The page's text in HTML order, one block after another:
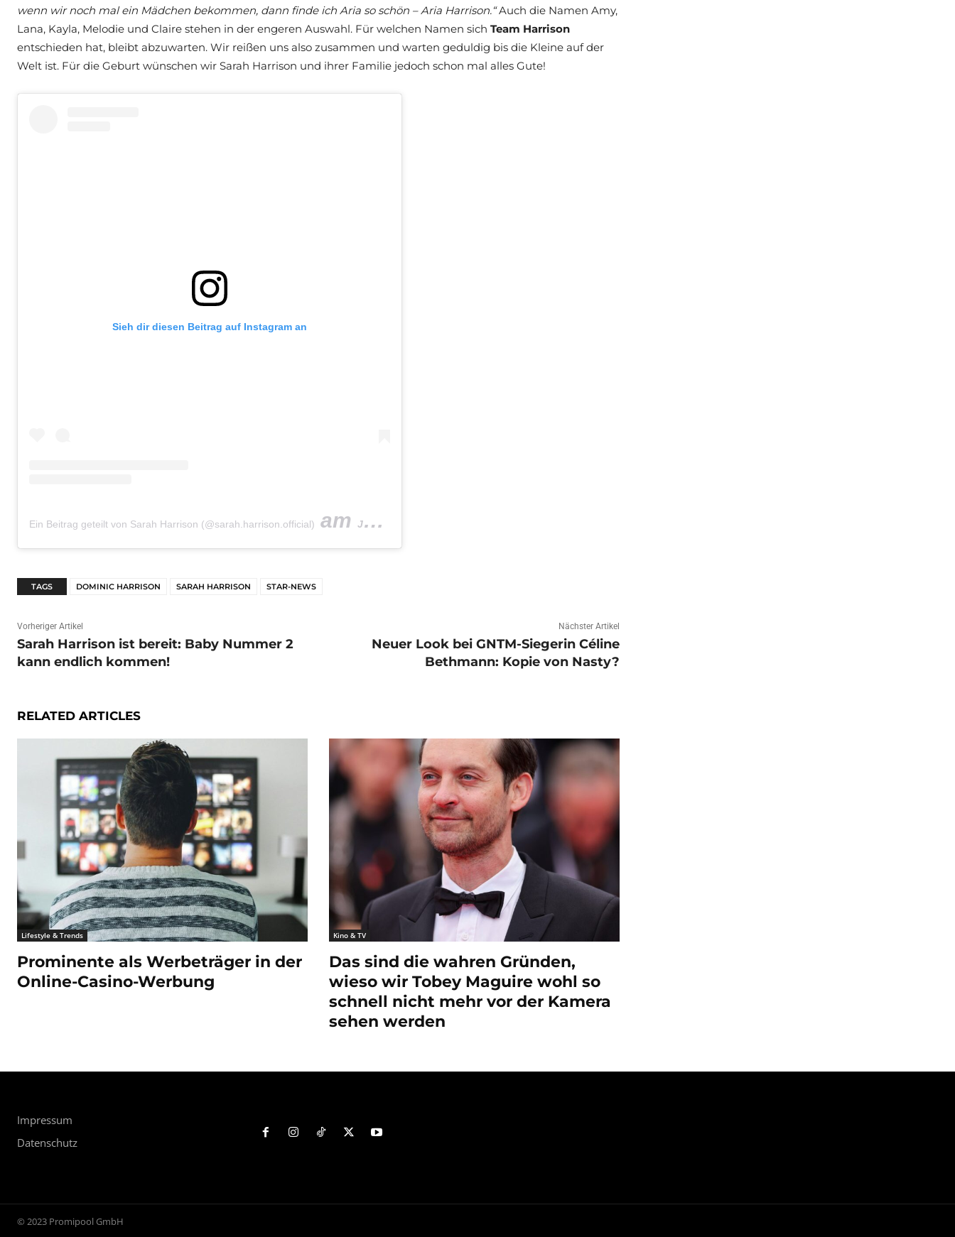
wenn wir noch mal ein Mädchen bekommen, dann finde ich Aria so schön – Aria Harrison.“Auch die Namen Amy,
Lana, Kayla, Melodie und Claire stehen in der engeren Auswahl. Für welchen Namen sich Team Harrison
entschieden hat, bleibt abzuwarten. Wir reißen uns also zusammen und warten geduldig bis die Kleine auf der
Welt ist. Für die Geburt wünschen wir Sarah Harrison und ihrer Familie jedoch schon mal alles Gute!
Sieh dir diesen Beitrag auf Instagram an
Ein Beitrag geteilt von Sarah Harrison (@sarah.harrison.official) am Jun 27, 2020 um 2:34 PDT
TAGS DOMINIC HARRISON SARAH HARRISON STAR-NEWS
Vorheriger Artikel
Sarah Harrison ist bereit: Baby Nummer 2
kann endlich kommen!
Nächster Artikel
Neuer Look bei GNTM-Siegerin Céline
Bethmann: Kopie von Nasty?
RELATED ARTICLES
Lifestyle & Trends
Prominente als Werbeträger in der
Online-Casino-Werbung
Kino & TV
Das sind die wahren Gründen,
wieso wir Tobey Maguire wohl so
schnell nicht mehr vor der Kamera
sehen werden
Impressum
Datenschutz
© 2023 Promipool GmbH